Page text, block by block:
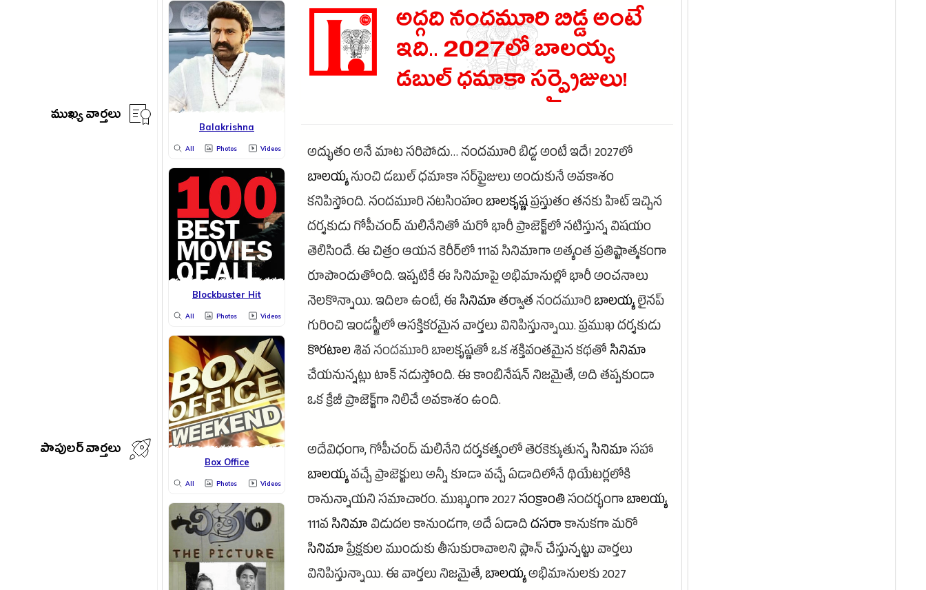
ముఖ్య వార్తలు
పాపులర్ వార్తలు
Balakrishna
All Photos Videos
Blockbuster Hit
All Photos Videos
Box Office
All Photos Videos
అద్గది నందమూరి బిడ్డ అంటే
ఇది.. 2027లో బాలయ్య
డబుల్ ధమాకా సర్ప్రైజులు!
అద్భుతం అనే మాట సరిపోదు… నందమూరి బిడ్డ అంటే ఇదే! 2027లో
బాలయ్యనుంచి డబుల్ ధమాకా సర్‌ప్రైజులు అందుకునే అవకాశం
కనిపిస్తోంది. నందమూరి నటసింహంబాలకృష్ణప్రస్తుతం తనకు హిట్ ఇచ్చిన
దర్శకుడు గోపీచంద్ మలినేనితో మరో భారీ ప్రాజెక్ట్‌లో నటిస్తున్న విషయం
తెలిసిందే. ఈ చిత్రం ఆయన కెరీర్‌లో 111వ సినిమాగా అత్యంత ప్రతిష్టాత్మకంగా
రూపొందుతోంది. ఇప్పటికే ఈ సినిమాపై అభిమానుల్లో భారీ అంచనాలు
నెలకొన్నాయి. ఇదిలా ఉంటే, ఈసినిమాతర్వాతనందమూరిబాలయ్యలైనప్
గురించి ఇండస్ట్రీలో ఆసక్తికరమైన వార్తలు వినిపిస్తున్నాయి. ప్రముఖ దర్శకుడు
కొరటాలశివనందమూరిబాలకృష్ణతో ఒక శక్తివంతమైన కథతోసినిమా
చేయనున్నట్లు టాక్ నడుస్తోంది. ఈ కాంబినేషన్ నిజమైతే, అది తప్పకుండా
ఒక క్రేజీ ప్రాజెక్ట్‌గా నిలిచే అవకాశం ఉంది.
అదేవిధంగా, గోపీచంద్ మలినేని దర్శకత్వంలో తెరకెక్కుతున్నసినిమాసహా
బాలయ్యవచ్చే ప్రాజెక్టులు అన్నీ కూడా వచ్చే ఏడాదిలోనే థియేటర్లలోకి
రానున్నాయని సమాచారం. ముఖ్యంగా 2027సంక్రాంతిసందర్భంగాబాలయ్య
111వసినిమా విడుదల కానుండగా, అదే ఏడాదిదసరాకానుకగా మరో
సినిమాప్రేక్షకుల ముందుకు తీసుకురావాలని ప్లాన్ చేస్తున్నట్టు వార్తలు
వినిపిస్తున్నాయి. ఈ వార్తలు నిజమైతే,బాలయ్యఅభిమానులకు 2027